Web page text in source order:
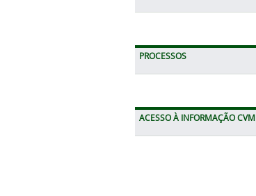
PROCESSOS
ACESSO À INFORMAÇÃO CVM